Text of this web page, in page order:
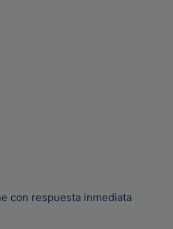
con respuesta inmediata